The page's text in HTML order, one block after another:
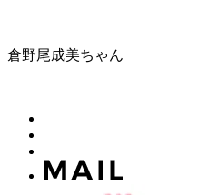
倉野尾成美ちゃん